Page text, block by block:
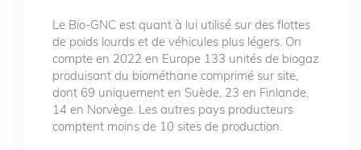
Le Bio-GNC est quant à lui utilisé sur des flottes
de poids lourds et de véhicules plus légers. On
compte en 2022 en Europe 133 unités de biogaz
produisant du biométhane comprimé sur site,
dont 69 uniquement en Suède, 23 en Finlande,
14 en Norvège. Les autres pays producteurs
comptent moins de 10 sites de production.